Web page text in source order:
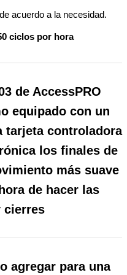
acuerdo a la necesidad.
ciclos por hora
de AccessPRO
equipado con un
tarjeta controladora
los finales de
más suave
de hacer las
cierres
agregar para una